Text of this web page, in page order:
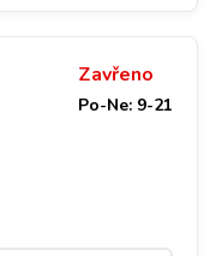
Zavřeno
Po-Ne: 9-21